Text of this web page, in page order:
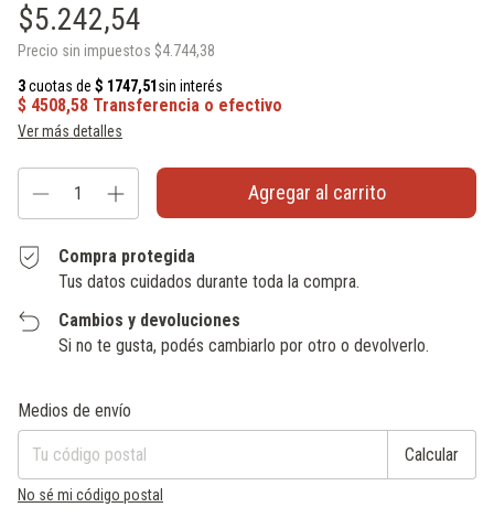
$5.242,54
Precio sin impuestos $4.744,38
Ver más detalles
Compra protegida
Tus datos cuidados durante toda la compra.
Cambios y devoluciones
Si no te gusta, podés cambiarlo por otro o devolverlo.
Entregas para el CP:
Medios de envío
Calcular
No sé mi código postal